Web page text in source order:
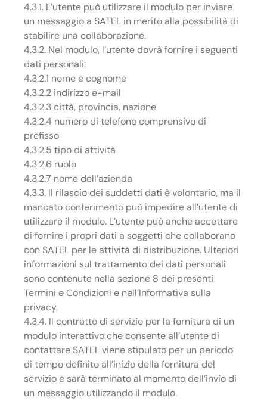
4.3.1. L’utente può utilizzare il modulo per inviare
un messaggio a SATEL in merito alla possibilità di
stabilire una collaborazione.
4.3.2. Nel modulo, l’utente dovrà fornire i seguenti
dati personali:
4.3.2.1 nome e cognome
4.3.2.2 indirizzo e-mail
4.3.2.3 città, provincia, nazione
4.3.2.4 numero di telefono comprensivo di
prefisso
4.3.2.5 tipo di attività
4.3.2.6 ruolo
4.3.2.7 nome dell’azienda
4.3.3. Il rilascio dei suddetti dati è volontario, ma il
mancato conferimento può impedire all’utente di
utilizzare il modulo. L’utente può anche accettare
di fornire i propri dati a soggetti che collaborano
con SATEL per le attività di distribuzione. Ulteriori
informazioni sul trattamento dei dati personali
sono contenute nella sezione 8 dei presenti
Termini e Condizioni e nell’Informativa sulla
privacy.
4.3.4. Il contratto di servizio per la fornitura di un
modulo interattivo che consente all’utente di
contattare SATEL viene stipulato per un periodo
di tempo definito all’inizio della fornitura del
servizio e sarà terminato al momento dell’invio di
un messaggio utilizzando il modulo.